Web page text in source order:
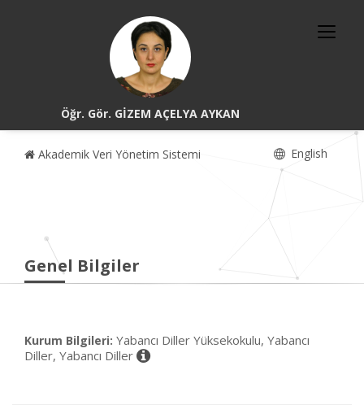
Öğr. Gör. GİZEM AÇELYA AYKAN
Akademik Veri Yönetim Sistemi English
Genel Bilgiler
Kurum Bilgileri: Yabancı Diller Yüksekokulu, Yabancı
Diller, Yabancı Diller